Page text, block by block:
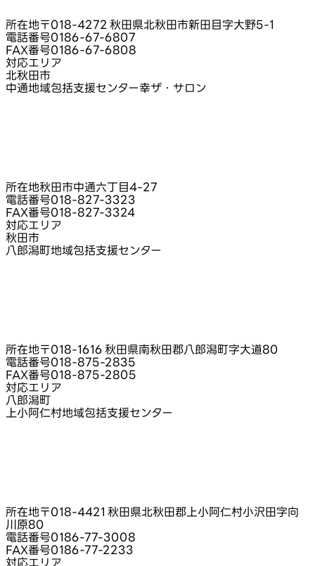
所在地〒018-4272 秋田県北秋田市新田目字大野5‑1
電話番号0186-67-6807
FAX番号0186-67-6808
対応エリア
北秋田市
中通地域包括支援センター幸ザ・サロン
所在地秋田市中通六丁目4‑27
電話番号018-827-3323
FAX番号018-827-3324
対応エリア
秋田市
八郎潟町地域包括支援センター
所在地〒018-1616 秋田県南秋田郡八郎潟町字大道80
電話番号018-875-2835
FAX番号018-875-2805
対応エリア
八郎潟町
上小阿仁村地域包括支援センター
所在地〒018-4421 秋田県北秋田郡上小阿仁村小沢田字向
川原80
電話番号0186-77-3008
FAX番号0186-77-2233
対応エリア